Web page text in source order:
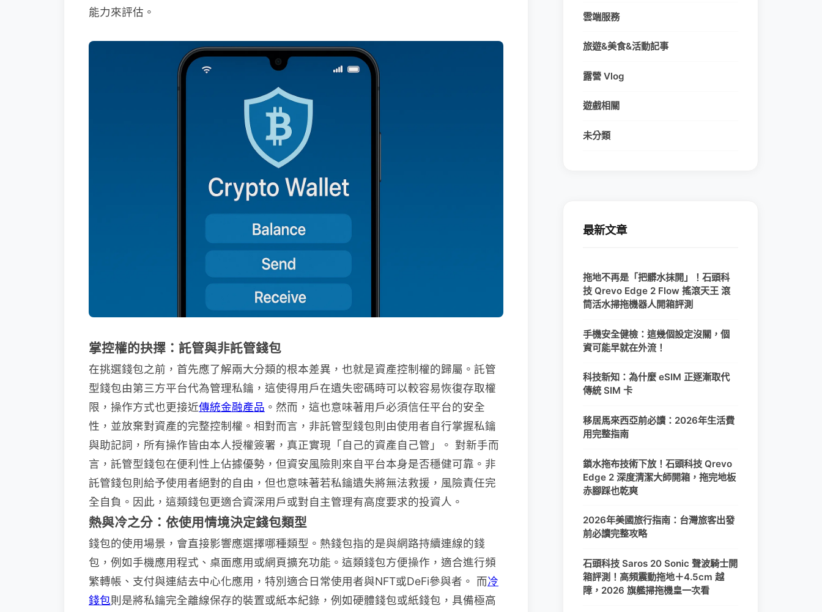
能力來評估。
掌控權的抉擇：託管與非託管錢包
在挑選錢包之前，首先應了解兩大分類的根本差異，也就是資產控制權的歸屬。託管
型錢包由第三方平台代為管理私鑰，這使得用戶在遺失密碼時可以較容易恢復存取權
限，操作方式也更接近傳統金融產品 。然而，這也意味著用戶必須信任平台的安全
性，並放棄對資產的完整控制權。相對而言，非託管型錢包則由使用者自行掌握私鑰
與助記詞，所有操作皆由本人授權簽署，真正實現「自己的資產自己管」。 對新手而
言，託管型錢包在便利性上佔據優勢，但資安風險則來自平台本身是否穩健可靠。非
託管錢包則給予使用者絕對的自由，但也意味著若私鑰遺失將無法救援，風險責任完
全自負。因此，這類錢包更適合資深用戶或對自主管理有高度要求的投資人。
熱與冷之分：依使用情境決定錢包類型
錢包的使用場景，會直接影響應選擇哪種類型。熱錢包指的是與網路持續連線的錢
包，例如手機應用程式、桌面應用或網頁擴充功能。這類錢包方便操作，適合進行頻
繁轉帳、支付與連結去中心化應用，特別適合日常使用者與NFT或DeFi參與者。 而冷
錢包則是將私鑰完全離線保存的裝置或紙本紀錄，例如硬體錢包或紙錢包，具備極高
雲端服務
旅遊&美食&活動記事
露營 Vlog
遊戲相關
未分類
最新文章
拖地不再是「把髒水抹開」！石頭科
技 Qrevo Edge 2 Flow 搖滾天王 滾
筒活水掃拖機器人開箱評測
手機安全健檢：這幾個設定沒關，個
資可能早就在外流！
科技新知：為什麼 eSIM 正逐漸取代
傳統 SIM 卡
移居馬來西亞前必讀：2026年生活費
用完整指南
鎖水拖布技術下放！石頭科技 Qrevo
Edge 2 深度清潔大師開箱，拖完地板
赤腳踩也乾爽
2026年美國旅行指南：台灣旅客出發
前必讀完整攻略
石頭科技 Saros 20 Sonic 聲波騎士開
箱評測！高頻震動拖地＋4.5cm 越
障，2026 旗艦掃拖機皇一次看